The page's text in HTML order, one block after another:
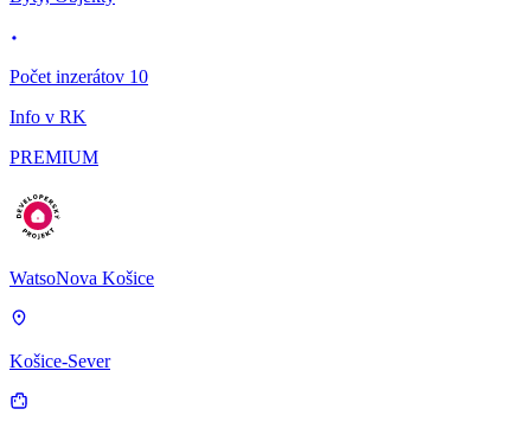
Počet inzerátov 10
Info v RK
PREMIUM
WatsoNova Košice
Košice-Sever